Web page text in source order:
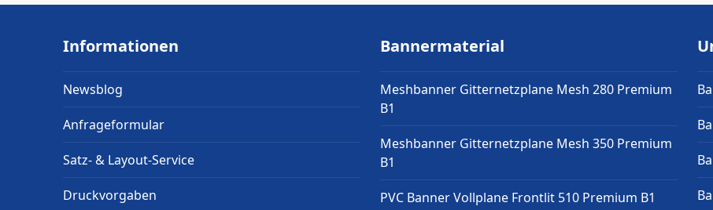
Informationen
Newsblog
Anfrageformular
Satz- & Layout-Service
Druckvorgaben
Bannermaterial
Meshbanner Gitternetzplane Mesh 280 Premium
B1
Meshbanner Gitternetzplane Mesh 350 Premium
B1
PVC Banner Vollplane Frontlit 510 Premium B1